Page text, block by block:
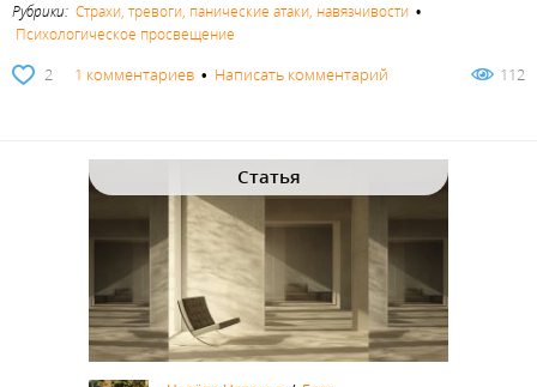
Рубрики: Страхи, тревоги, панические атаки, навязчивости •
Психологическое просвещение
2 1 комментариев • Написать комментарий 112
Статья